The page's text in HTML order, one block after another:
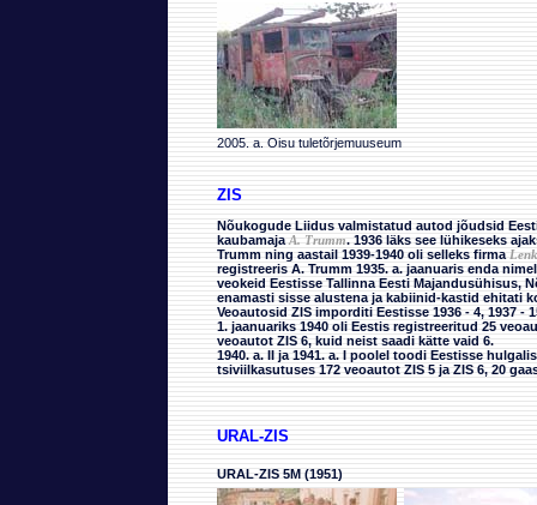
2005. a. Oisu tuletõrjemuuseum
ZIS
Nõukogude Liidus valmistatud autod jõudsid
kaubamaja A. Trumm. 1936 läks see lühikeseks
Trumm ning aastail 1939-1940 oli selleks firma
registreeris A. Trumm 1935. a. jaanuaris enda
veokeid Eestisse Tallinna Eesti Majandusühisus,
enamasti sisse alustena ja kabiinid-kastid ehitati
Veoautosid ZIS imporditi Eestisse 1936 - 4, 1937 -
1. jaanuariks 1940 oli Eestis registreeritud 25
veoautot ZIS 6, kuid neist saadi kätte vaid 6.
1940. a. II ja 1941. a. I poolel toodi Eestisse
tsiviilkasutuses 172 veoautot ZIS 5 ja ZIS 6, 20
URAL-ZIS
URAL-ZIS 5M (1951)